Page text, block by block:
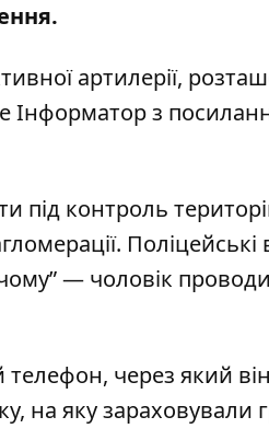
артилерії,
Інформатор з
під контроль
— чоловік
через який він
на яку зараховували